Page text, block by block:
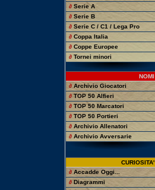
∂ Serie A
∂ Serie B
∂ Serie C / C1 / Lega Pro
∂ Coppa Italia
∂ Coppe Europee
∂ Tornei minori
NOMI
∂ Archivio Giocatori
∂ TOP 50 Alfieri
∂ TOP 50 Marcatori
∂ TOP 50 Portieri
∂ Archivio Allenatori
∂ Archivio Avversarie
CURIOSITA'
∂ Accadde Oggi...
∂ Diagrammi